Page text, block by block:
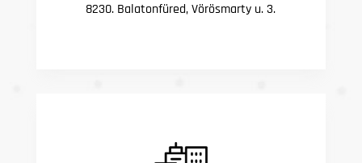
8230. Balatonfüred, Vörösmarty u. 3.